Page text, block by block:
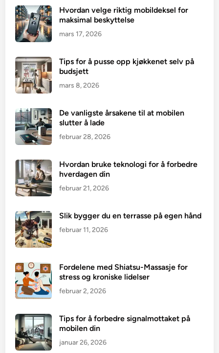
s
s
i
b
e
h
a
n
d
l
e
Hvordan velge riktig mobildeksel for
maksimal beskyttelse
mars 17, 2026
Tips for å pusse opp kjøkkenet selv på
budsjett
mars 8, 2026
De vanligste årsakene til at mobilen
slutter å lade
februar 28, 2026
Hvordan bruke teknologi for å forbedre
hverdagen din
februar 21, 2026
Slik bygger du en terrasse på egen hånd
februar 11, 2026
Fordelene med Shiatsu-Massasje for
stress og kroniske lidelser
februar 2, 2026
Tips for å forbedre signalmottaket på
mobilen din
januar 26, 2026